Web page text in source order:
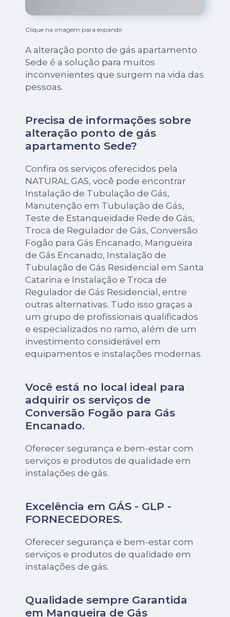
Clique na imagem para expandir
A alteração ponto de gás apartamento
Sede é a solução para muitos
inconvenientes que surgem na vida das
pessoas.
Precisa de informações sobre
alteração ponto de gás
apartamento Sede?
Confira os serviços oferecidos pela
NATURAL GAS, você pode encontrar
Instalação de Tubulação de Gás,
Manutenção em Tubulação de Gás,
Teste de Estanqueidade Rede de Gás,
Troca de Regulador de Gás, Conversão
Fogão para Gás Encanado, Mangueira
de Gás Encanado, Instalação de
Tubulação de Gás Residencial em Santa
Catarina e Instalação e Troca de
Regulador de Gás Residencial, entre
outras alternativas. Tudo isso graças a
um grupo de profissionais qualificados
e especializados no ramo, além de um
investimento considerável em
equipamentos e instalações modernas.
Você está no local ideal para
adquirir os serviços de
Conversão Fogão para Gás
Encanado.
Oferecer segurança e bem-estar com
serviços e produtos de qualidade em
instalações de gás.
Excelência em GÁS - GLP -
FORNECEDORES.
Oferecer segurança e bem-estar com
serviços e produtos de qualidade em
instalações de gás.
Qualidade sempre Garantida
em Mangueira de Gás